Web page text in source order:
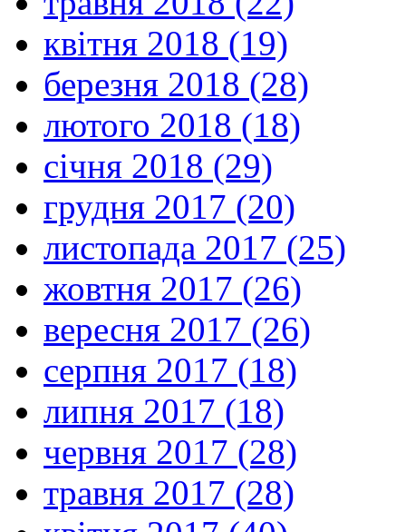
квітня 2018 (19)
березня 2018 (28)
лютого 2018 (18)
січня 2018 (29)
грудня 2017 (20)
листопада 2017 (25)
жовтня 2017 (26)
вересня 2017 (26)
серпня 2017 (18)
липня 2017 (18)
червня 2017 (28)
травня 2017 (28)